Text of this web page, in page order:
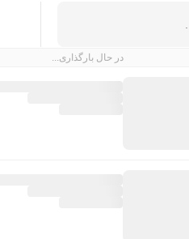
در حال بارگذاری...